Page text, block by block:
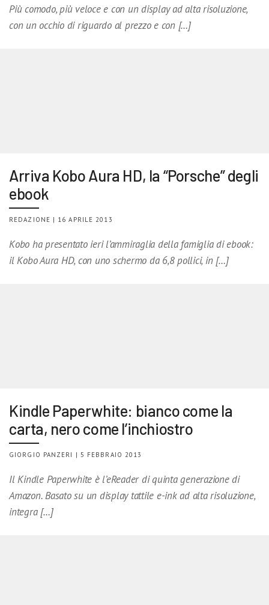
Più comodo, più veloce e con un display ad alta risoluzione,
con un occhio di riguardo al prezzo e con […]
Arriva Kobo Aura HD, la “Porsche” degli
ebook
REDAZIONE | 16 APRILE 2013
Kobo ha presentato ieri l’ammiraglia della famiglia di ebook:
il Kobo Aura HD, con uno schermo da 6,8 pollici, in […]
Kindle Paperwhite: bianco come la
carta, nero come l’inchiostro
GIORGIO PANZERI | 5 FEBBRAIO 2013
Il Kindle Paperwhite è l’eReader di quinta generazione di
Amazon. Basato su un display tattile e-ink ad alta risoluzione,
integra […]